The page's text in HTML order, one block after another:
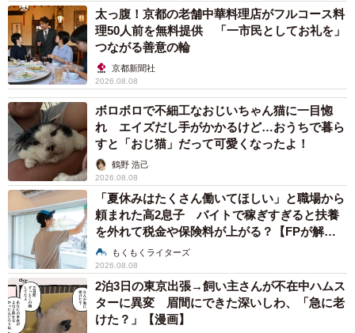
太っ腹！京都の老舗中華料理店がフルコース料
理50人前を無料提供 「一市民としてお礼を」
つながる善意の輪
京都新聞社
2026.08.08
ボロボロで不細工なおじいちゃん猫に一目惚
れ エイズだし手がかかるけど…おうちで暮ら
すと「おじ猫」だって可愛くなったよ！
鶴野 浩己
2026.08.08
「夏休みはたくさん働いてほしい」と職場から
頼まれた高2息子 バイトで稼ぎすぎると扶養
を外れて税金や保険料が上がる？【FPが解
説】もくもくライターズ
2026.08.08
2泊3日の東京出張→飼い主さんが不在中ハムス
ターに異変 眉間にできた深いしわ、「急に老
けた？」【漫画】